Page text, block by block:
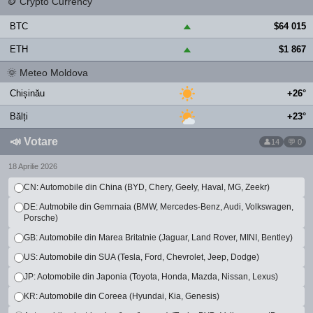
BTC ▲ $64 015
ETH ▲ $1 867
🌞 Meteo Moldova
Chișinău +26°
Bălți +23°
📣 Votare 14 💬 0
18 Aprilie 2026
CN: Automobile din China (BYD, Chery, Geely, Haval, MG, Zeekr)
DE: Autmobile din Gemrnaia (BMW, Mercedes-Benz, Audi, Volkswagen,
Porsche)
GB: Automobile din Marea Britatnie (Jaguar, Land Rover, MINI, Bentley)
US: Automobile din SUA (Tesla, Ford, Chevrolet, Jeep, Dodge)
JP: Aotomobile din Japonia (Toyota, Honda, Mazda, Nissan, Lexus)
KR: Automobile din Coreea (Hyundai, Kia, Genesis)